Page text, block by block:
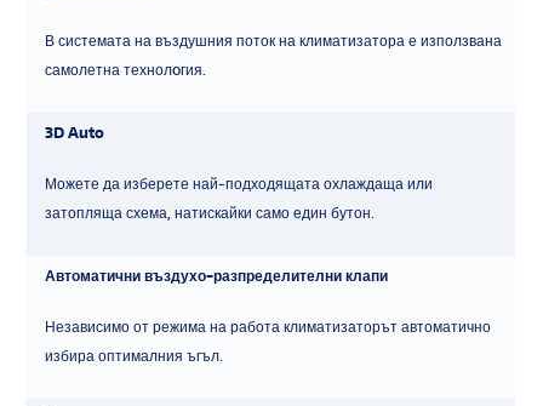
В системата на въздушния поток на климатизатора е използвана
самолетна технолoгия.
3D Auto
Можете да изберете най-подходящата охлаждаща или
затопляща схема, натискайки само един бутон.
Автоматични въздухо-разпределителни клапи
Независимо от режима на работа климатизаторът автоматично
избира оптималния ъгъл.